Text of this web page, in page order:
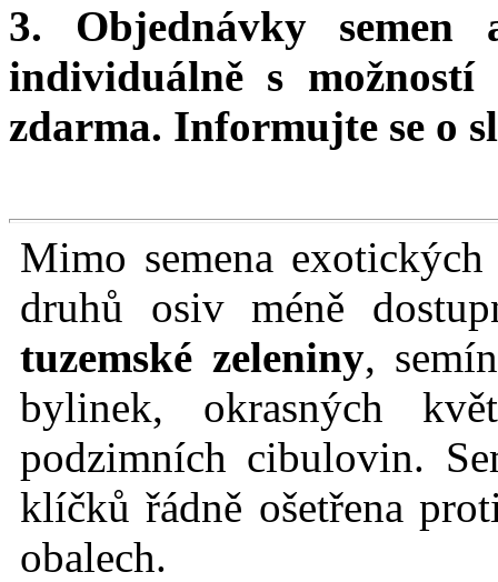
3. Objednávky
individuálně s možností
zdarma. Informujte se o
Mimo semena
druhů osiv méně
tuzemské zeleniny,
bylinek, okrasných
podzimních cibulovin.
klíčků řádně ošetřena
obalech.